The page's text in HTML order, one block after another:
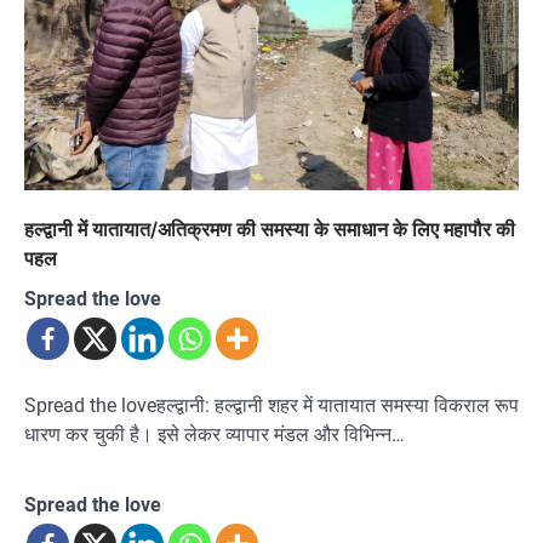
हल्द्वानी में यातायात/अतिक्रमण की समस्या के समाधान के लिए महापौर की
पहल
Spread the love
Spread the loveहल्द्वानी: हल्द्वानी शहर में यातायात समस्या विकराल रूप
धारण कर चुकी है। इसे लेकर व्यापार मंडल और विभिन्न…
Spread the love